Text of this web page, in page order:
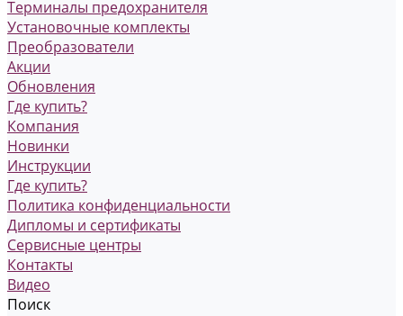
Терминалы предохранителя
Установочные комплекты
Преобразователи
Акции
Обновления
Где купить?
Компания
Новинки
Инструкции
Где купить?
Политика конфиденциальности
Дипломы и сертификаты
Сервисные центры
Контакты
Видео
Поиск